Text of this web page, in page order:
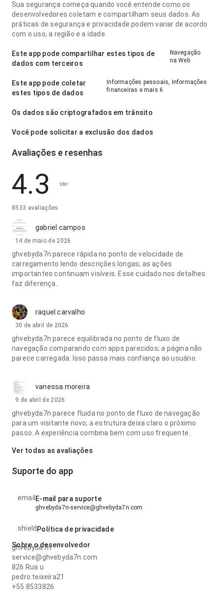
Sua segurança começa quando você entende como os
desenvolvedores coletam e compartilham seus dados. As
práticas de segurança e privacidade podem variar de acordo
com o uso, a região e a idade.
Este app pode compartilhar estes tipos de
dados com terceiros
Navegação
na Web
Este app pode coletar
estes tipos de dados
Informações pessoais, Informações
financeiras e mais 6
Os dados são criptografados em trânsito
Você pode solicitar a exclusão dos dados
Avaliações e resenhas
4.3 star
8533 avaliações
gabriel.campos
14 de maio de 2026
ghvebyda7n parece rápida no ponto de velocidade de
carregamento lendo descrições longas; as ações
importantes continuam visíveis. Esse cuidado nos detalhes
faz diferença.
raquel.carvalho
30 de abril de 2026
ghvebyda7n parece equilibrada no ponto de fluxo de
navegação comparando com apps parecidos; a página não
parece carregada. Isso passa mais confiança ao usuário.
vanessa.moreira
9 de abril de 2026
ghvebyda7n parece fluida no ponto de fluxo de navegação
para um visitante novo; a estrutura deixa claro o próximo
passo. A experiência combina bem com uso frequente.
Ver todas as avaliações
Suporte do app
email E-mail para suporte
ghvebyda7n-service@ghvebyda7n.com
shield Política de privacidade
Sobre o desenvolvedor
ghvebyda7n
service@ghvebyda7n.com
826 Rua u
pedro.teixeira21
+55 8533826